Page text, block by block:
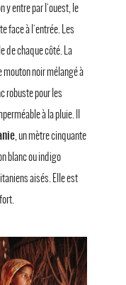
y entre par l'ouest, le
face à l'entrée. Les
de chaque côté. La
noir mélangé à
robuste pour les
à la pluie. Il
, un mètre cinquante
blanc ou indigo
aisés. Elle est